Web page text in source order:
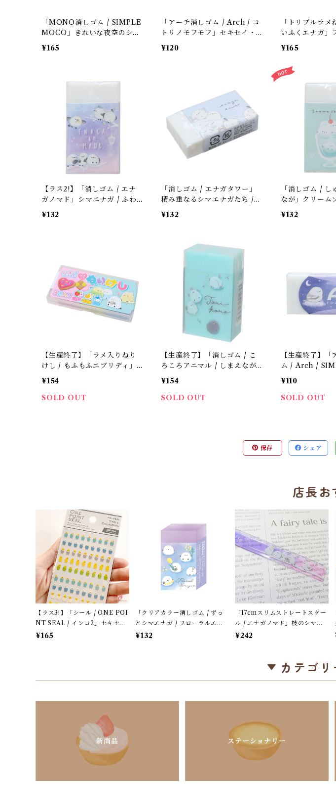
「MONO消しゴム / SIMPLE
MOCO」きれいな夜空のシマ
エナガたち / トンボ鉛筆 / カ
¥165
「アーチ消しゴム / Arch / コ
トリノモフモフ」セキセイ・
オカメ・シマエナガの消しゴ
ム / サクラクレパス＊ピンク
¥120
「トリプルラ
いふくエナガ」
シマエナガ / 3
¥165
【ラス2!】「消しゴム / エナ
ガノマド」シマエナガ / ふわ
ふわパープル＆ピンクの雲 /
クーリア【残り僅か!】
¥132
「消しゴム / エナガタワー」
積み重なるシマエナガたち /
クーリア＊淡いブルー＊1個
¥132
「消しゴム / し
なが」クリーム
エナガ / クーリ
ブルー＊1個【大
¥132
【生産終了】「ラメ入りねり
けし / もふもふエブリディ」
シマエナガ・セキセイ・オカ
メインコ / 香りつき / クッキ
ーが作れる / クーリア＊1個
¥154
SOLD OUT
【生産終了】「消しゴム / こ
ろころアニマル / しまえなが /
クリアスリーブ」シマエナガ
とキウイの消しゴム＊パステ
ルグリーン
¥154
SOLD OUT
【生産終了】「
ム / Arch /
O」シマエナガ
日月の夜空 / シ
サクラクレパス
¥110
SOLD OUT
保存 シェア
店長お
【ラス3!】「シール / ONE POI
NT SEAL / インコ2」セキセ
イ・オカメインコのミニミニ・
¥165
「クリアカラー消しゴム / ずっ
とシマエナガ / フローラルエナ
ガズ 」カミオジャパン＊パープ
¥132
「17cmスリムストレートスケー
ル / エナガノマド」枝のシマエ
ナガ / クリア・ピンクグラデー
¥242
カテゴ
新商品 ステーショナリー